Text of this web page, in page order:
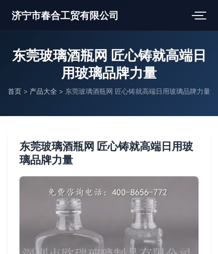
济宁市春合工贸有限公司
东莞玻璃酒瓶网 匠心铸就高端日
用玻璃品牌力量
首页 > 产品大全 > 东莞玻璃酒瓶网 匠心铸就高端日用玻璃品牌力量
东莞玻璃酒瓶网 匠心铸就高端日用玻
璃品牌力量